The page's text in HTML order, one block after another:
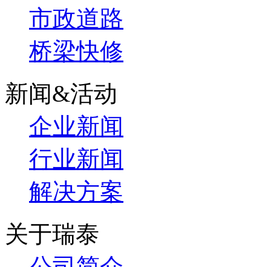
市政道路
桥梁快修
新闻&活动
企业新闻
行业新闻
解决方案
关于瑞泰